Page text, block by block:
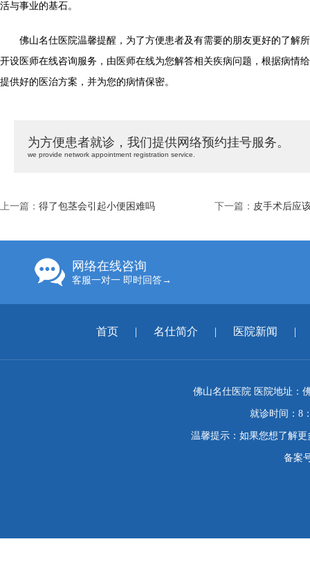
活与事业的基石。
佛山名仕医院温馨提醒，为了方便患者及有需要的朋友更好的了解
开设医师在线咨询服务，由医师在线为您解答相关疾病问题，根据病情
提供好的医治方案，并为您的病情保密。
为方便患者就诊，我们提供网络预约挂号服务。
we provide network appointment registration service.
上一篇： 得了包茎会引起小便困难吗 下一篇： 皮手术后应
网络在线咨询
客服一对一 即时回答→
首页 | 名仕简介 | 医院新闻 |
佛山名仕医院 医院地址：
就诊时间：8
温馨提示：如果您想了解
备案